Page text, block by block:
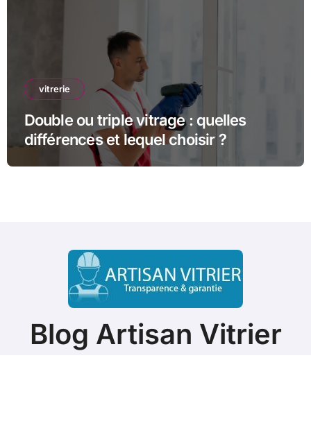
vitrerie
Double ou triple vitrage : quelles
différences et lequel choisir ?
Blog Artisan Vitrier